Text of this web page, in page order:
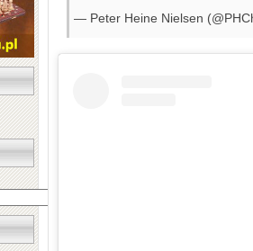
— Peter Heine Nielsen